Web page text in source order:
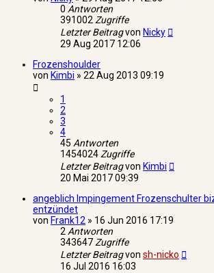
0 Antworten
391002Zugriffe
Letzter Beitragvon Nicky
29 Aug 2017 12:06
Frozenshoulder
von Kimbi » 22 Aug 2013 09:19
1
2
3
4
45 Antworten
1454024Zugriffe
Letzter Beitragvon Kimbi
20 Mai 2017 09:39
angeblich Impingement Frozenschulter
entzündet
von Frank12 » 16 Jun 2016 17:19
2Antworten
343647Zugriffe
Letzter Beitragvon sh-nicko
16 Jul 2016 16:03